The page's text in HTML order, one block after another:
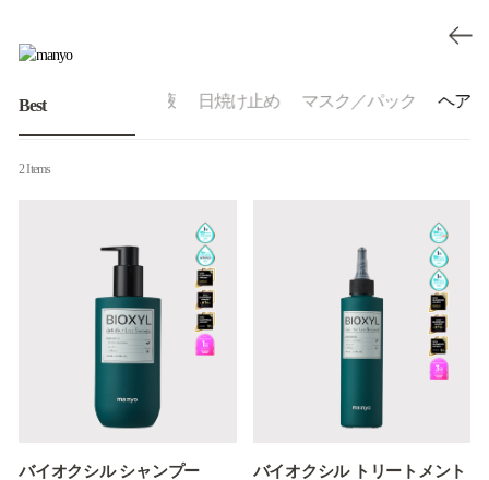
Best
美容液 化粧水／乳液 日焼け止め マスク／パック ヘア
2 Items
バイオクシル シャンプー バイオクシル トリートメント